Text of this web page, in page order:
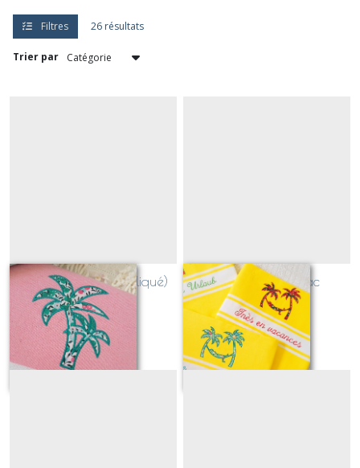
Filtres 26 résultats
Trier par
Palmier double (appliqué)
Sur demande
Palmiers et Hamac
(appliqué)
Sur demande